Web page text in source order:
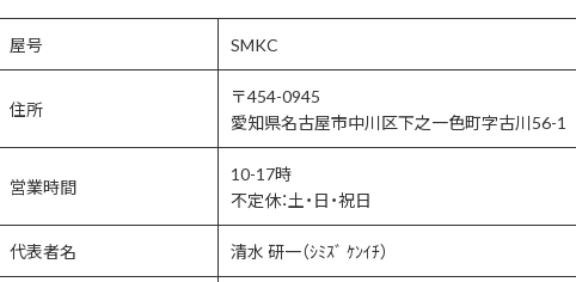
屋号 SMKC
住所
〒454-0945
愛知県名古屋市中川区下之一色町字古川56-1
営業時間
10-17時
不定休：土・日・祝日
代表者名 清水 研一（ｼﾐｽﾞ ｹﾝｲﾁ）